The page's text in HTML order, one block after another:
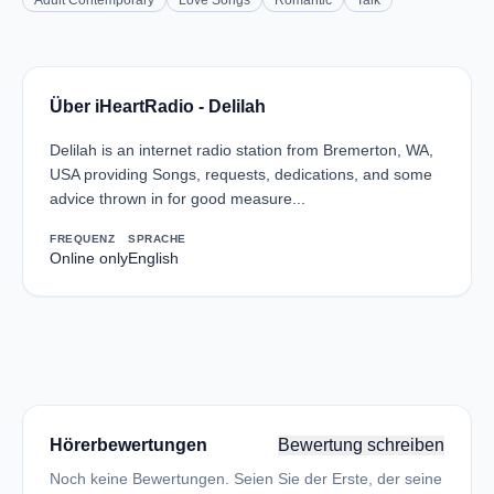
Über iHeartRadio - Delilah
Delilah is an internet radio station from Bremerton, WA,
USA providing Songs, requests, dedications, and some
advice thrown in for good measure...
FREQUENZ
Online only
SPRACHE
English
Hörerbewertungen Bewertung schreiben
Noch keine Bewertungen. Seien Sie der Erste, der seine